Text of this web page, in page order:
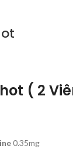
( 2
0.35mg